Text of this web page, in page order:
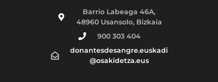
Barrio Labeaga 46A,
48960 Usansolo, Bizkaia
900 303 404
donantesdesangre.euskadi
@osakidetza.eus